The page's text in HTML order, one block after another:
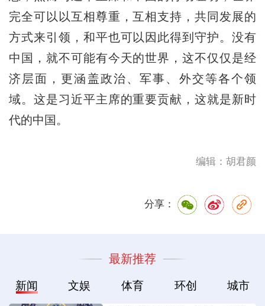
完全可以以互相尊重，互相支持，共同发展的
方式来引领，和平也可以因此得到守护。没有
中国，就不可能有今天的世界，这不仅仅是经
济层面，更涵盖政治、军事、外交等各个领
域。这是习近平主席的重要贡献，这就是新时
代的中国。
编辑：胡君颜
分享：
最新推荐
新闻 文娱 体育 环创 城市